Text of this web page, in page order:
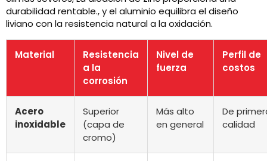
durabilidad rentable., y el aluminio equilibra el diseño
liviano con la resistencia natural a la oxidación.
Material
Resistencia
a la
corrosión
Nivel de
fuerza
Perfil de
costos
Acero
inoxidable
Superior
(capa de
cromo)
Más alto
en general
De
calidad